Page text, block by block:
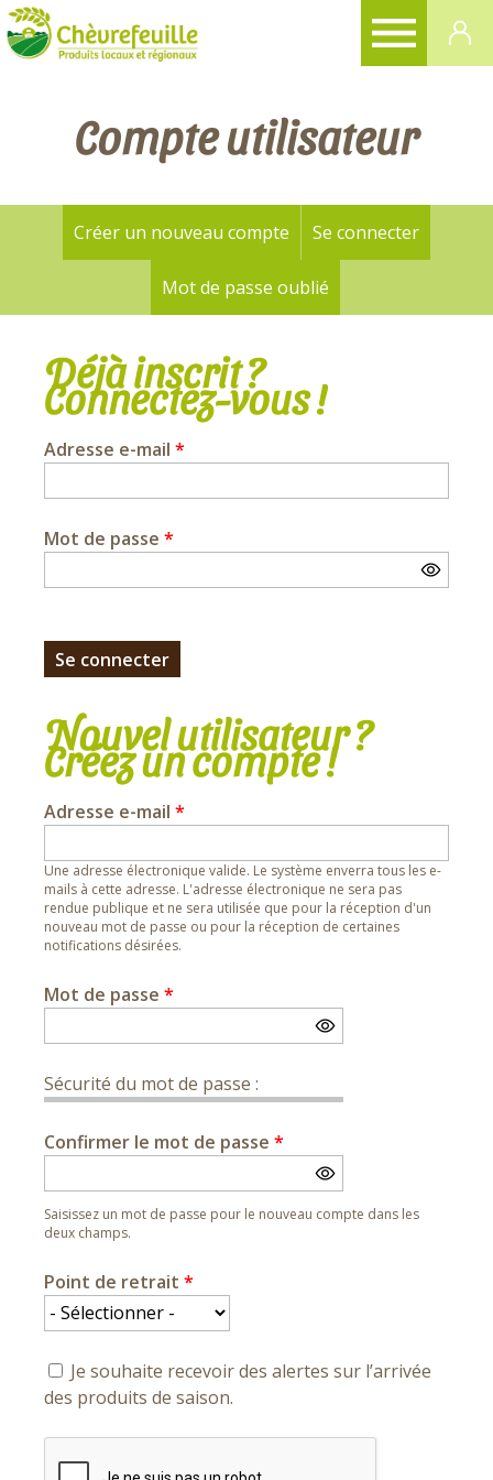
Compte utilisateur
Onglets
principaux
Créer un nouveau compte Se connecter(onglet
Mot de passe oublié
Déjà inscrit ?
Connectez-vous !
Adresse e-mail *
Mot de passe *
Nouvel utilisateur ?
Créez un compte !
Adresse e-mail *
Une adresse électronique valide. Le système enverra tous les e-
mails à cette adresse. L'adresse électronique ne sera pas
rendue publique et ne sera utilisée que pour la réception d'un
nouveau mot de passe ou pour la réception de certaines
notifications désirées.
Mot de passe *
Sécurité du mot de passe :
Confirmer le mot de passe *
Saisissez un mot de passe pour le nouveau compte dans les
deux champs.
Point de retrait *
Je souhaite recevoir des alertes sur l’arrivée
des produits de saison.